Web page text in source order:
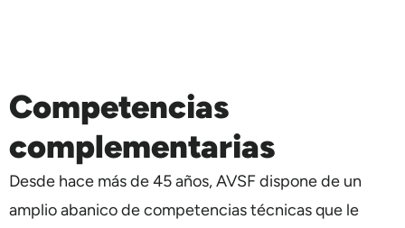
Competencias
complementarias
Desde hace más de 45 años, AVSF dispone de un
amplio abanico de competencias técnicas que le